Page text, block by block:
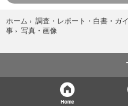
ホーム › 調査・レポート・白書・ガ
事 › 写真・画像
Home